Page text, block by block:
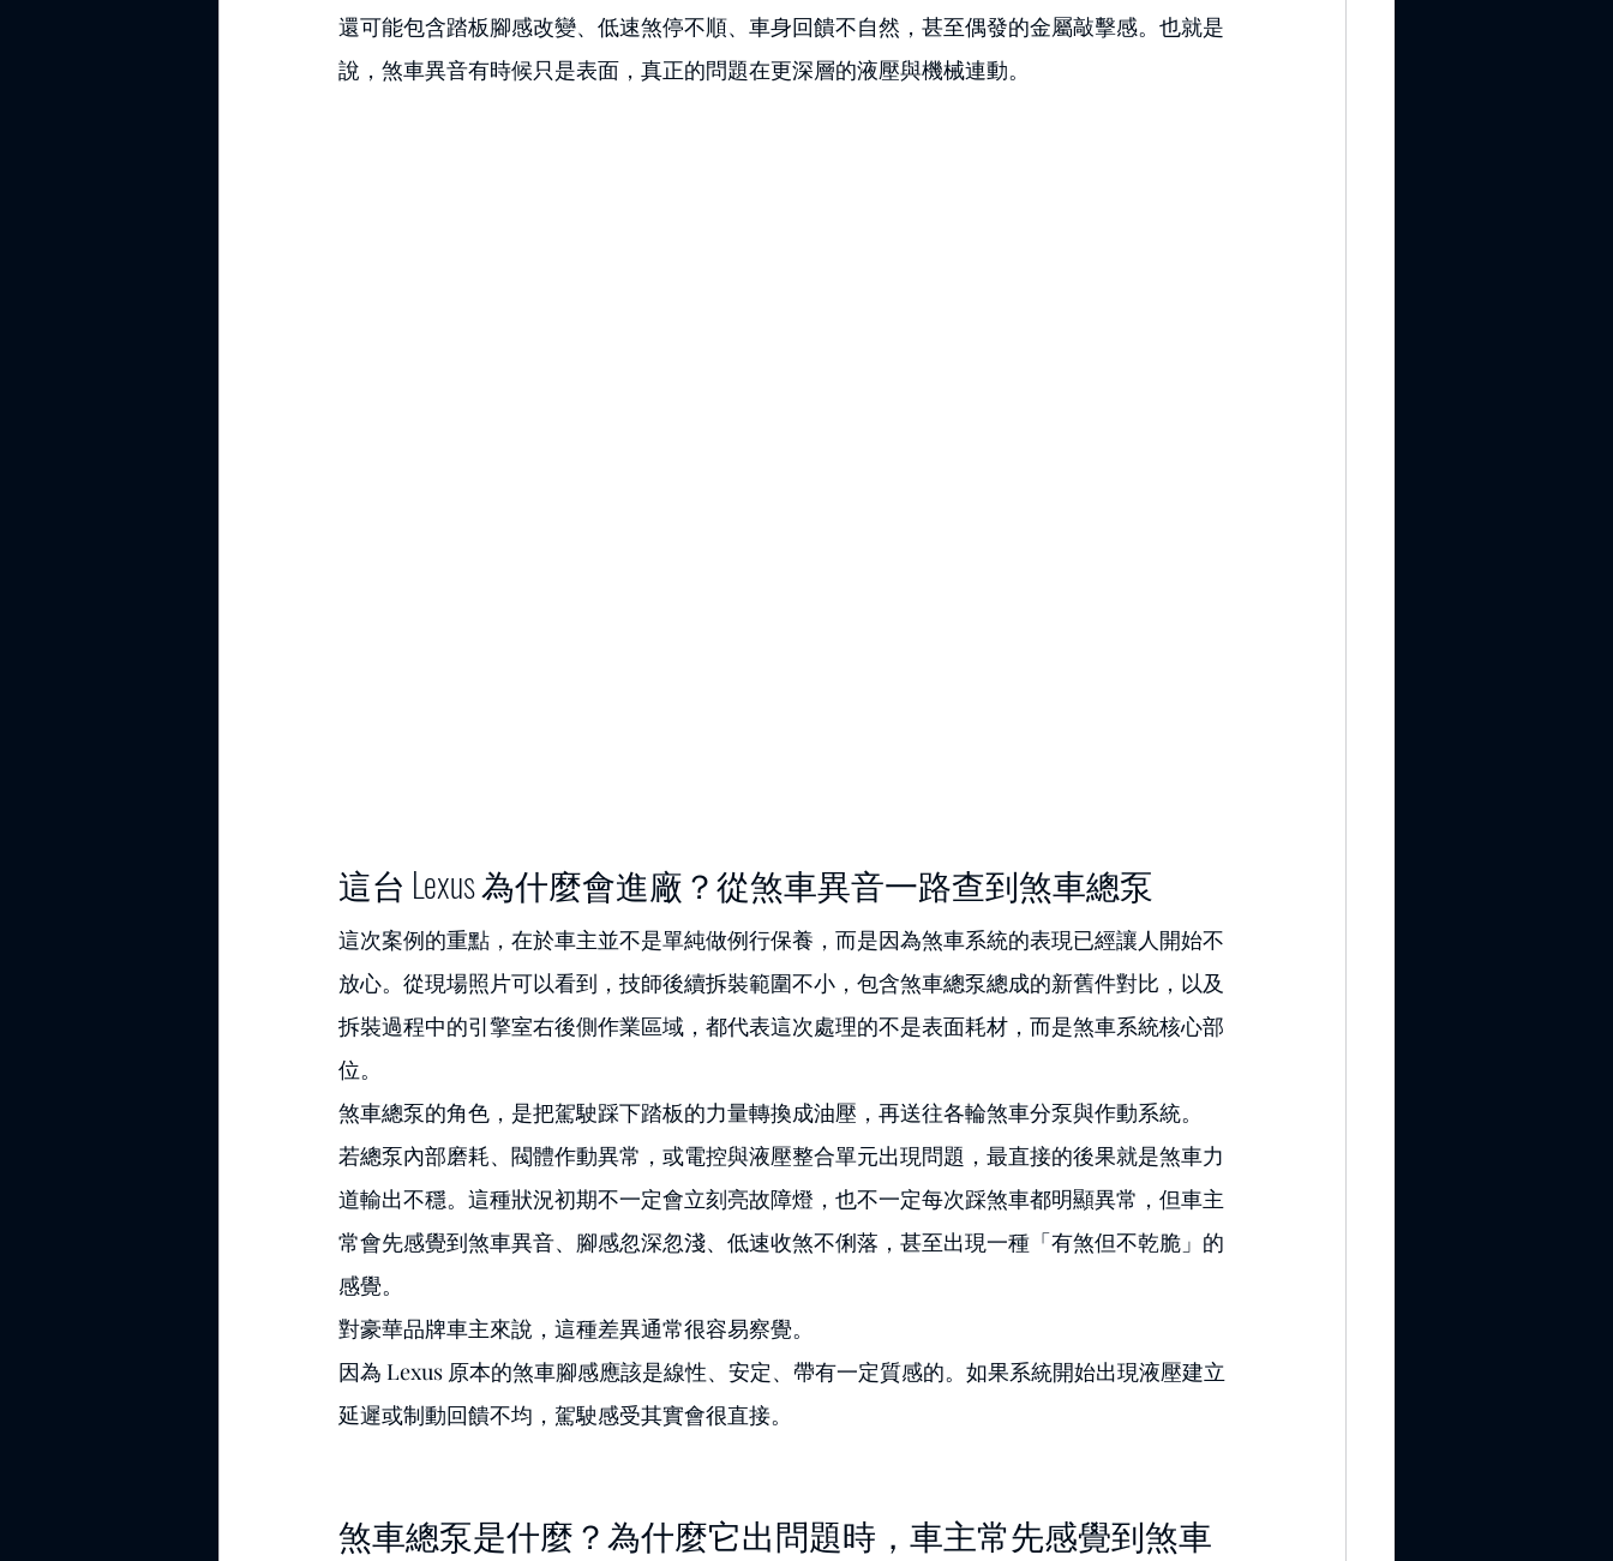
還可能包含踏板腳感改變、低速煞停不順、車身回饋不自然，甚至偶發的金屬敲擊感。也就是
說，煞車異音有時候只是表面，真正的問題在更深層的液壓與機械連動。
這台 Lexus 為什麼會進廠？從煞車異音一路查到煞車總泵
這次案例的重點，在於車主並不是單純做例行保養，而是因為煞車系統的表現已經讓人開始不
放心。從現場照片可以看到，技師後續拆裝範圍不小，包含煞車總泵總成的新舊件對比，以及
拆裝過程中的引擎室右後側作業區域，都代表這次處理的不是表面耗材，而是煞車系統核心部
位。
煞車總泵的角色，是把駕駛踩下踏板的力量轉換成油壓，再送往各輪煞車分泵與作動系統。
若總泵內部磨耗、閥體作動異常，或電控與液壓整合單元出現問題，最直接的後果就是煞車力
道輸出不穩。這種狀況初期不一定會立刻亮故障燈，也不一定每次踩煞車都明顯異常，但車主
常會先感覺到煞車異音、腳感忽深忽淺、低速收煞不俐落，甚至出現一種「有煞但不乾脆」的
感覺。
對豪華品牌車主來說，這種差異通常很容易察覺。
因為 Lexus 原本的煞車腳感應該是線性、安定、帶有一定質感的。如果系統開始出現液壓建立
延遲或制動回饋不均，駕駛感受其實會很直接。
煞車總泵是什麼？為什麼它出問題時，車主常先感覺到煞車